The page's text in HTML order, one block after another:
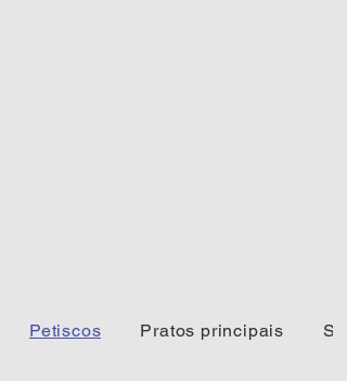
Petiscos Pratos principais